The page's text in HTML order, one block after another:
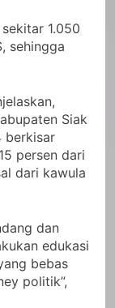
1.050
sehingga
Siak
berkisar
persen dari
dari kawula
dan
edukasi
bebas
politik”,